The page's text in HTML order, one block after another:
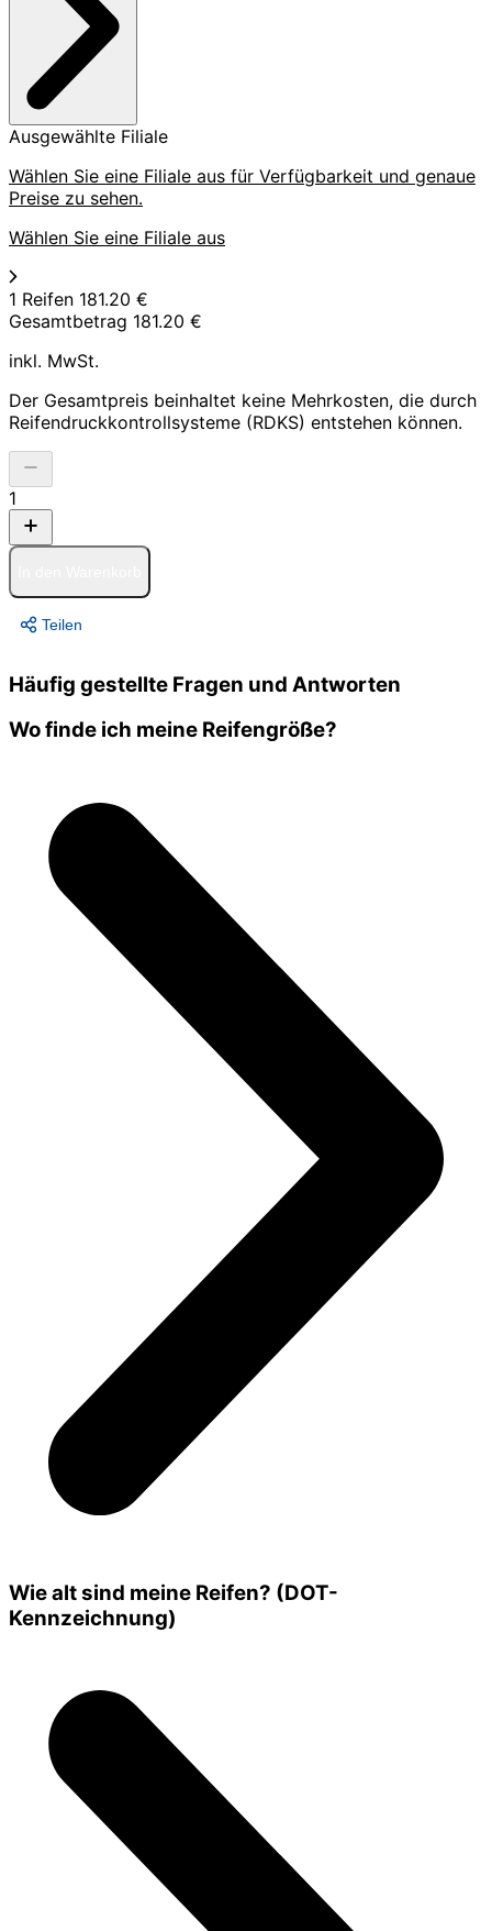
Ausgewählte Filiale
Wählen Sie eine Filiale aus für Verfügbarkeit und genaue
Preise zu sehen.
Wählen Sie eine Filiale aus
1 Reifen 181.20 €
Gesamtbetrag 181.20 €
inkl. MwSt.
Der Gesamtpreis beinhaltet keine Mehrkosten, die durch
Reifendruckkontrollsysteme (RDKS) entstehen können.
1
Teilen
Häufig gestellte Fragen und Antworten
Wo finde ich meine Reifengröße?
Wie alt sind meine Reifen? (DOT-
Kennzeichnung)